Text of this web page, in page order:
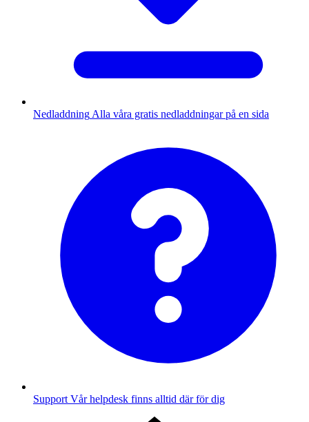
Nedladdning Alla våra gratis nedladdningar på en sida
Support Vår helpdesk finns alltid där för dig